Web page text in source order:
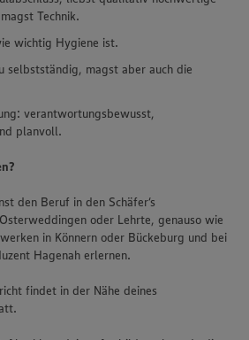
Technik.
wichtig Hygiene ist.
selbstständig, magst aber auch die
verantwortungsbewusst,
planvoll.
den Beruf in den Schäfer‘s
oder Lehrte, genauso wie
in Könnern oder Bückeburg und bei
Hagenah erlernen.
findet in der Nähe deines